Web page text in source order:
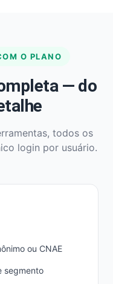
O PLANO
— do
todos os
login por usuário.
ou CNAE
segmento